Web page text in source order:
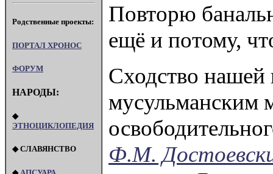
Родственные проекты:
ПОРТАЛ XPOHOC
ФОРУМ
НАРОДЫ:
◆
ЭТНОЦИКЛОПЕДИЯ
◆ СЛАВЯНСТВО
◆ АПСУАРА
Повторю
ещё и потому,
Сходство нашей
мусульманским
Ф.М.